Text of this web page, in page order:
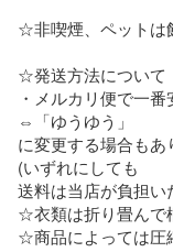
☆非喫煙、ペットは
☆発送方法について
・メルカリ便で一
⇔「ゆうゆう」
に変更する場合もあ
(いずれにしても
送料は当店が負担い
☆衣類は折り畳んで
☆商品によっては圧